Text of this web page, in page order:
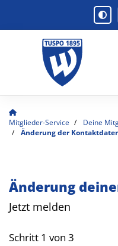
Mitglieder-Service
Deine
Änderung der
Änderung
Jetzt melden
Schritt 1 von 3